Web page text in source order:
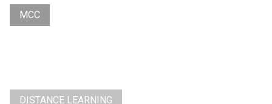
MCC
DISTANCE LEARNING